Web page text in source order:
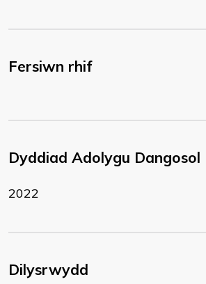
Fersiwn rhif
Dyddiad Adolygu Dangosol
2022
Dilysrwydd